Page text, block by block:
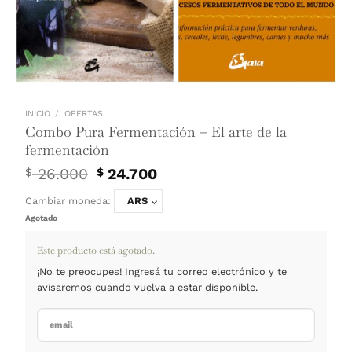
Combo Pura Fermentación – El arte de
fermentación
26.000 El
original
24.700El
actual
Cambiar moneda: ARS